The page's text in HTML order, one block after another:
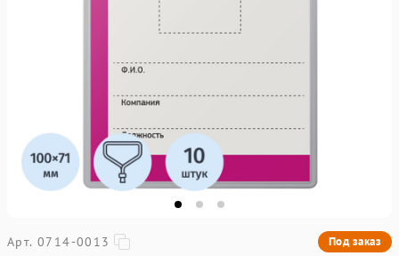
Арт. 0714-0013 Под заказ